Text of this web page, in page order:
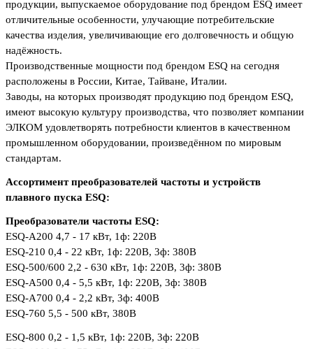
продукции, выпускаемое оборудование под брендом ESQ имеет
отличительные особенности, улучающие потребительские
качества изделия, увеличивающие его долговечность и общую
надёжность.
Производственные мощности под брендом ESQ на сегодня
расположены в России, Китае, Тайване, Италии.
Заводы, на которых производят продукцию под брендом ESQ,
имеют высокую культуру производства, что позволяет компании
ЭЛКОМ удовлетворять потребности клиентов в качественном
промышленном оборудовании, произведённом по мировым
стандартам.
Ассортимент преобразователей частоты и устройств
плавного пуска ESQ:
Преобразователи частоты ESQ:
ESQ-A200 4,7 - 17 кВт, 1ф: 220В
ESQ-210 0,4 - 22 кВт, 1ф: 220В, 3ф: 380В
ESQ-500/600 2,2 - 630 кВт, 1ф: 220В, 3ф: 380В
ESQ-A500 0,4 - 5,5 кВт, 1ф: 220В, 3ф: 380В
ESQ-A700 0,4 - 2,2 кВт, 3ф: 400В
ESQ-760 5,5 - 500 кВт, 380В
ESQ-800 0,2 - 1,5 кВт, 1ф: 220В, 3ф: 220В